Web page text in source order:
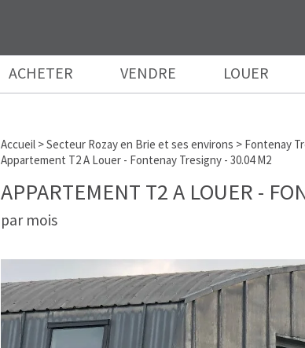
ACHETER VENDRE LOUER
Accueil >Secteur Rozay en Brie et ses environs > Fontenay
Appartement T2 A Louer - Fontenay Tresigny - 30.04 M2
APPARTEMENT T2 A LOUER -
par mois